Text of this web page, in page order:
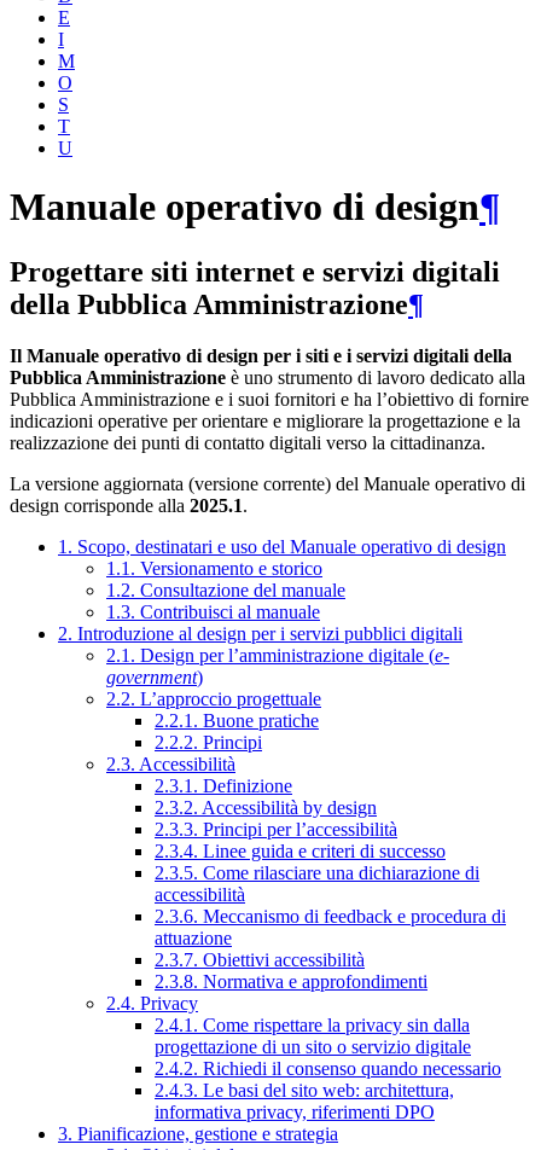
E
I
M
O
S
T
U
Manuale operativo di design¶
Progettare siti internet e servizi digitali
della Pubblica Amministrazione¶
Il Manuale operativo di design per i siti e i servizi digitali della
Pubblica Amministrazione è uno strumento di lavoro dedicato alla
Pubblica Amministrazione e i suoi fornitori e ha l’obiettivo di fornire
indicazioni operative per orientare e migliorare la progettazione e la
realizzazione dei punti di contatto digitali verso la cittadinanza.
La versione aggiornata (versione corrente) del Manuale operativo di
design corrisponde alla 2025.1.
1. Scopo, destinatari e uso del Manuale operativo di design
1.1. Versionamento e storico
1.2. Consultazione del manuale
1.3. Contribuisci al manuale
2. Introduzione al design per i servizi pubblici digitali
2.1. Design per l’amministrazione digitale (e-
government)
2.2. L’approccio progettuale
2.2.1. Buone pratiche
2.2.2. Principi
2.3. Accessibilità
2.3.1. Definizione
2.3.2. Accessibilità by design
2.3.3. Principi per l’accessibilità
2.3.4. Linee guida e criteri di successo
2.3.5. Come rilasciare una dichiarazione di
accessibilità
2.3.6. Meccanismo di feedback e procedura di
attuazione
2.3.7. Obiettivi accessibilità
2.3.8. Normativa e approfondimenti
2.4. Privacy
2.4.1. Come rispettare la privacy sin dalla
progettazione di un sito o servizio digitale
2.4.2. Richiedi il consenso quando necessario
2.4.3. Le basi del sito web: architettura,
informativa privacy, riferimenti DPO
3. Pianificazione, gestione e strategia